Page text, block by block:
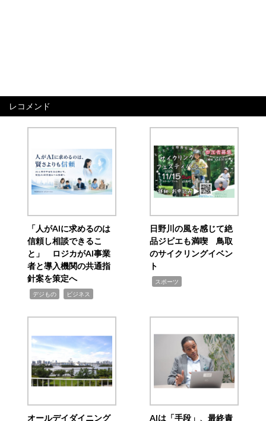
レコメンド
「人がAIに求めるのは
信頼し相談できるこ
と」 ロジカがAI事業
者と導入機関の共通指
針案を策定へ
デジもの ビジネス
日野川の風を感じて絶
品ジビエも満喫 鳥取
のサイクリングイベン
ト
スポーツ
オールデイダイニング AIは「手段」、最終責